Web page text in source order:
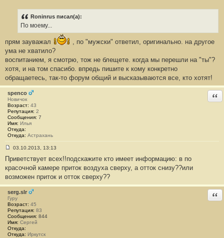
Roninrus писал(а):
По моему...
прям зауважал
, по "мужски" ответил, оригинально. на другое
ума не хватило?
воспитанием, я смотрю, тож не блещете. когда мы перешли на "ты"?
хотя, и на том спасибо. впредь пишите к кому конкретно
обращаетесь, так-то форум общий и высказываются все, кто хотят!
spenco
Новичок
Возраст: 43
Репутация: 2
Сообщения: 7
Имя: Илья
Откуда:
Откуда: Астрахань
о
б
щ
н
и
е
#
1
7
6
03.10.2013, 13:13
Приветствует всех!!подскажите кто имеет информацию: в по
красочной камере приток воздуха сверху, а отток снизу??или
возможен приток и отток сверху??
serg.slr
Гуру
Возраст: 45
Репутация: 83
Сообщения: 844
Имя: Сергей
Откуда:
Откуда: Иркутск